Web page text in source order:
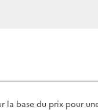
la base du prix pour